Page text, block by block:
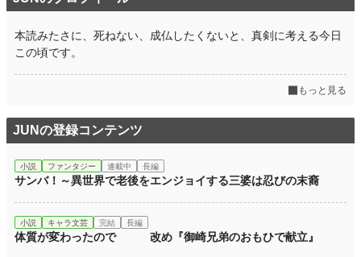
本読みたさに、死ねない、成仏したくないと、真剣に考える今日
この頃です。
もっと見る
JUNの登録コンテンツ
小説 ファンタジー 連載中 長編
サンバ！～異世界で老後をエンジョイする三婆は忍びの末裔
小説 キャラ文芸 完結 長編
体質が変わったので 改め『御崎兄弟のおもひで献立』